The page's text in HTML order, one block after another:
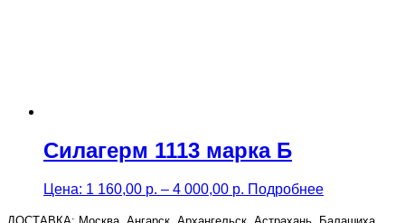
Силагерм 1113 марка Б
Цена: 1 160,00 р. – 4 000,00 р. Price
Подробнее